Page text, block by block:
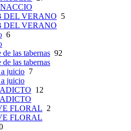
DEL VERANO 5
DEL VERANO
6
las tabernas 92
las tabernas
juicio 7
juicio
12
FLORAL 2
FLORAL